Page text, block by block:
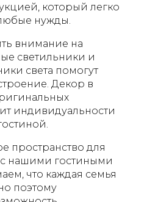
который легко
нужды.
внимание на
светильники и
света помогут
Декор в
индивидуальности
пространство для
нашими гостиными
что каждая семья
поэтому